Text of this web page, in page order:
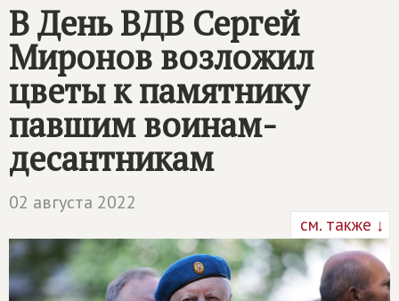
В День ВДВ Сергей
Миронов возложил
цветы к памятнику
павшим воинам-
десантникам
02 августа 2022
см. также ↓